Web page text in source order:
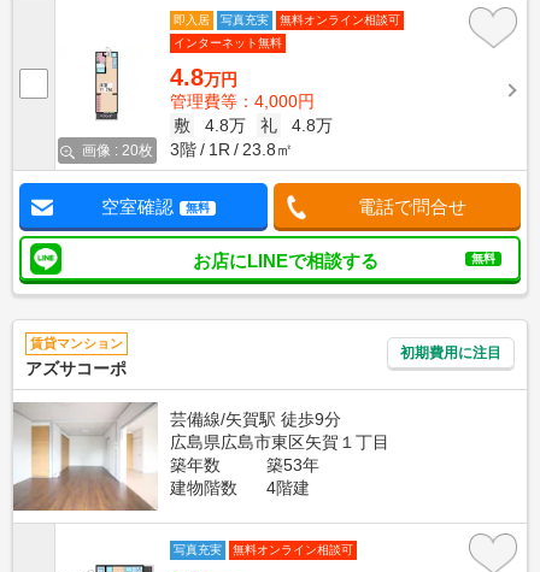
画像 : 20枚
即入居 写真充実
無料オンライン相談可
インターネット無料
4.8万円
管理費等：4,000円
敷
4.8万 礼
4.8万
3階
1R 23.8㎡
空室確認 無料 電話で問合せ
お店にLINEで相談する 無料
賃貸マンション
アズサコーポ
初期費用に注目
芸備線/矢賀駅 徒歩9分
広島県広島市東区矢賀１丁目
築年数
築53年
建物階数
4階建
写真充実 無料オンライン相談可